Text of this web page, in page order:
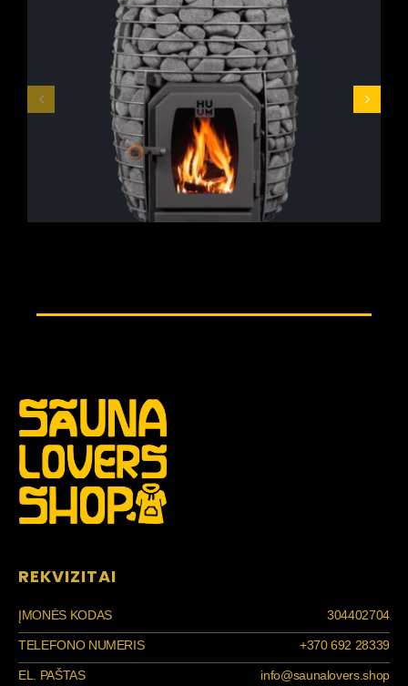
HUUM Hive Wood
1149,00€–1459,00€
REKVIZITAI
ĮMONĖS KODAS 304402704
TELEFONO NUMERIS +370 692 28339
EL. PAŠTAS info@saunalovers.shop